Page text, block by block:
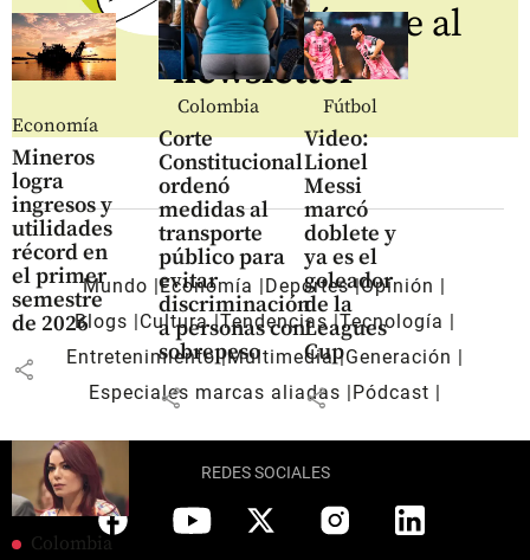
Economía
Mineros
logra
ingresos y
utilidades
récord en
el primer
semestre
de 2026
share
Colombia
Corte
Constitucional
ordenó
medidas al
transporte
público para
evitar
discriminación
a personas con
sobrepeso
share
Fútbol
Video:
Lionel
Messi
marcó
doblete y
ya es el
goleador
de la
Leagues
Cup
share
Colombia
Regístrate al
newsletter
Mundo Economía Deportes Opinión
Blogs
Cultura Tendencias Tecnología
Entretenimiento Multimedia Generación
Especiales marcas aliadas
Pódcast
REDES SOCIALES